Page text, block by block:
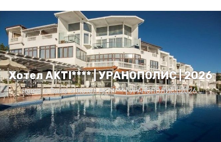
Хотел AKTI**** | УРАНОПОЛИС | 2026
Home > Tours > Хотел AKTI**** | УРАНОПОЛИС | 2026